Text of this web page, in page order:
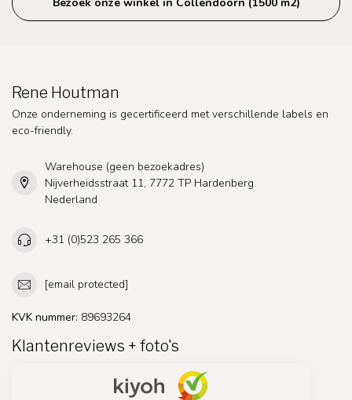
Rene Houtman
Onze onderneming is gecertificeerd met verschillende labels en
eco-friendly.
Warehouse (geen bezoekadres)
Nijverheidsstraat 11, 7772 TP Hardenberg
Nederland
+31 (0)523 265 366
[email protected]
KVK nummer: 89693264
Klantenreviews + foto's